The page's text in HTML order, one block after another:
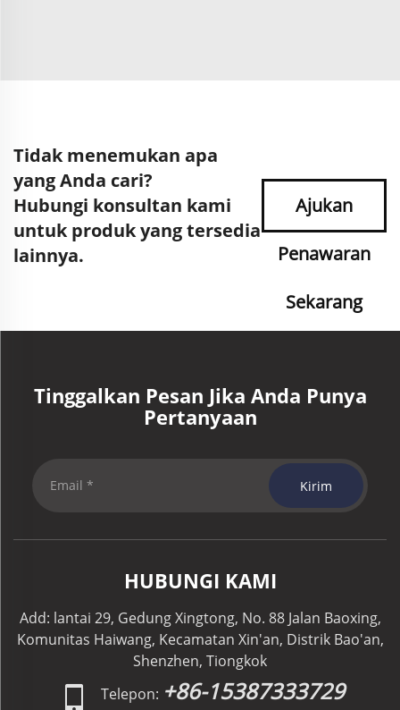
Tidak menemukan apa
yang Anda cari?
Hubungi konsultan kami
untuk produk yang tersedia
lainnya.
Ajukan
Penawaran
Sekarang
Tinggalkan Pesan Jika Anda Punya
Pertanyaan
Kirim
HUBUNGI KAMI
Add: lantai 29, Gedung Xingtong, No. 88 Jalan Baoxing,
Komunitas Haiwang, Kecamatan Xin'an, Distrik Bao'an,
Shenzhen, Tiongkok
Telepon: +86-15387333729